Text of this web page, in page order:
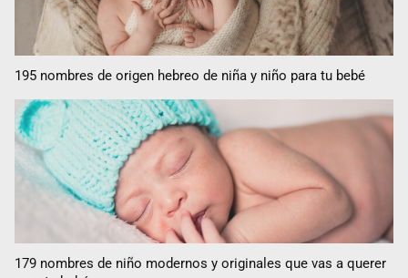
195 nombres de origen hebreo de niña y niño para tu bebé
179 nombres de niño modernos y originales que vas a querer